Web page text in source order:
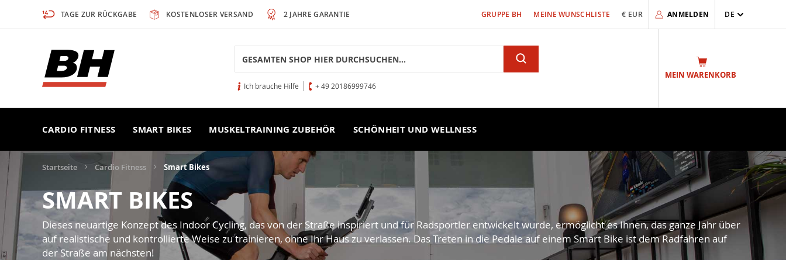
Inhalt
springen
TAGE ZUR RÜCKGABE KOSTENLOSER VERSAND 2 JAHRE GARANTIE GRUPPE BH MEINE WUNSCHLISTE € EUR ANMELDEN DE
MEIN WARENKORB
Search
Ich brauche Hilfe + 49 20186999746
CARDIO FITNESS SMART BIKES MUSKELTRAINING ZUBEHÖR SCHÖNHEIT UND WELLNESS
Startseite Cardio Fitness Smart Bikes
SMART BIKES
Dieses neuartige Konzept des Indoor Cycling, das von der Straße inspiriert und für Radsportler entwickelt wurde, ermöglicht es Ihnen, das ganze Jahr über
auf realistische und kontrollierte Weise zu trainieren, ohne Ihr Haus zu verlassen. Das Treten in die Pedale auf einem Smart Bike ist dem Radfahren auf
der Straße am nächsten!